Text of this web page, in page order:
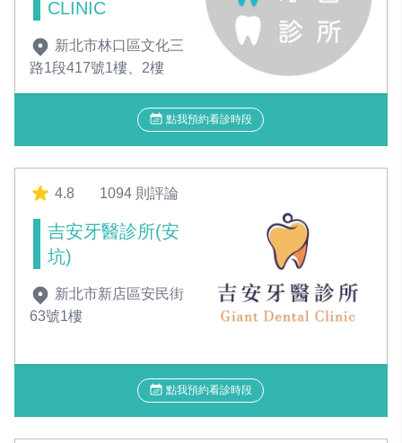
CLINIC
新北市林口區文化三
路1段417號1樓、2樓
點我預約看診時段
4.8 1094 則評論
吉安牙醫診所(安
坑)
新北市新店區安民街
63號1樓
點我預約看診時段